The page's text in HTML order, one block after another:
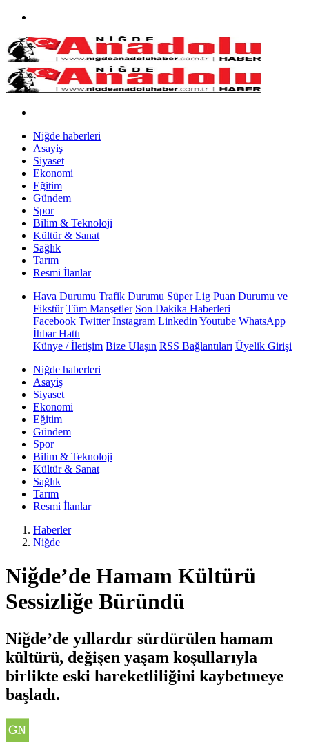
Niğde haberleri
Asayiş
Siyaset
Ekonomi
Eğitim
Gündem
Spor
Bilim & Teknoloji
Kültür & Sanat
Sağlık
Tarım
Resmi İlanlar
Hava Durumu Trafik Durumu Süper Lig Puan Durumu ve
Fikstür Tüm Manşetler Son Dakika Haberleri
Facebook Twitter Instagram Linkedin Youtube WhatsApp
İhbar Hattı
Künye / İletişim Bize Ulaşın RSS Bağlantıları Üyelik Girişi
Niğde haberleri
Asayiş
Siyaset
Ekonomi
Eğitim
Gündem
Spor
Bilim & Teknoloji
Kültür & Sanat
Sağlık
Tarım
Resmi İlanlar
Haberler
Niğde
Niğde’de Hamam Kültürü
Sessizliğe Büründü
Niğde’de yıllardır sürdürülen hamam
kültürü, değişen yaşam koşullarıyla
birlikte eski hareketliliğini kaybetmeye
başladı.